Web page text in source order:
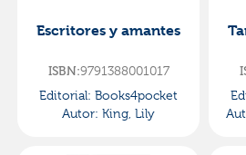
Escritores y amantes
ISBN:9791388001017
Editorial: Books4pocket
Autor: King, Lily